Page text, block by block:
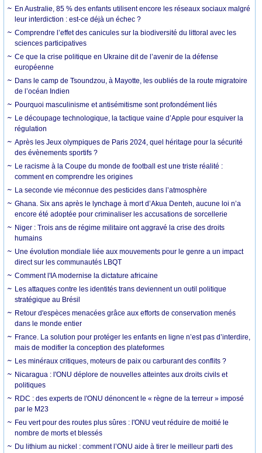
En Australie, 85 % des enfants utilisent encore les réseaux sociaux malgré
leur interdiction : est-ce déjà un échec ?
Comprendre l’effet des canicules sur la biodiversité du littoral avec les
sciences participatives
Ce que la crise politique en Ukraine dit de l’avenir de la défense
européenne
Dans le camp de Tsoundzou, à Mayotte, les oubliés de la route migratoire
de l’océan Indien
Pourquoi masculinisme et antisémitisme sont profondément liés
Le découpage technologique, la tactique vaine d’Apple pour esquiver la
régulation
Après les Jeux olympiques de Paris 2024, quel héritage pour la sécurité
des évènements sportifs ?
Le racisme à la Coupe du monde de football est une triste réalité :
comment en comprendre les origines
La seconde vie méconnue des pesticides dans l’atmosphère
Ghana. Six ans après le lynchage à mort d’Akua Denteh, aucune loi n’a
encore été adoptée pour criminaliser les accusations de sorcellerie
Niger : Trois ans de régime militaire ont aggravé la crise des droits
humains
Une évolution mondiale liée aux mouvements pour le genre a un impact
direct sur les communautés LBQT
Comment l'IA modernise la dictature africaine
Les attaques contre les identités trans deviennent un outil politique
stratégique au Brésil
Retour d'espèces menacées grâce aux efforts de conservation menés
dans le monde entier
France. La solution pour protéger les enfants en ligne n’est pas d’interdire,
mais de modifier la conception des plateformes
Les minéraux critiques, moteurs de paix ou carburant des conflits ?
Nicaragua : l'ONU déplore de nouvelles atteintes aux droits civils et
politiques
RDC : des experts de l'ONU dénoncent le « règne de la terreur » imposé
par le M23
Feu vert pour des routes plus sûres : l'ONU veut réduire de moitié le
nombre de morts et blessés
Du lithium au nickel : comment l’ONU aide à tirer le meilleur parti des